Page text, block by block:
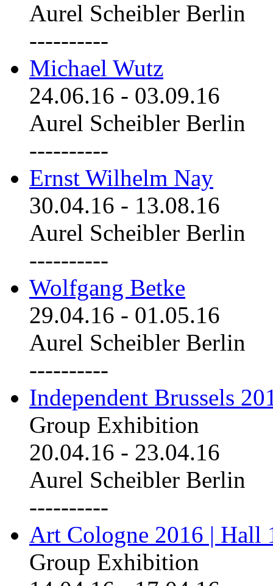
Aurel Scheibler Berlin
----------
Michael Wutz
24.06.16 - 03.09.16
Aurel Scheibler Berlin
----------
Ernst Wilhelm Nay
30.04.16 - 13.08.16
Aurel Scheibler Berlin
----------
Wolfgang Betke
29.04.16 - 01.05.16
Aurel Scheibler Berlin
----------
Independent Brussels
Group Exhibition
20.04.16 - 23.04.16
Aurel Scheibler Berlin
----------
Art Cologne 2016 | Hall
Group Exhibition